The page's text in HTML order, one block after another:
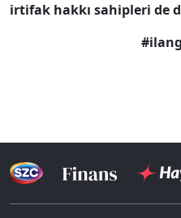
irtifak hakkı sahipleri de